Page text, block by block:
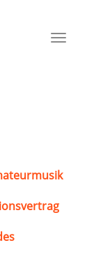
Toggle